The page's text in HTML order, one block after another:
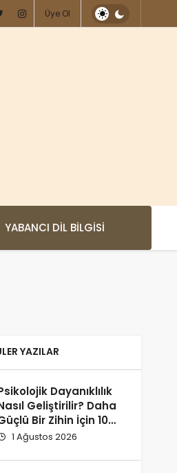
Üye Ol
YABANCI DIL BILGISI
YAZILAR
Dayanıklılık
Geliştirilir? Daha
Bir Zihin İçin 10
1 Ağustos 2026